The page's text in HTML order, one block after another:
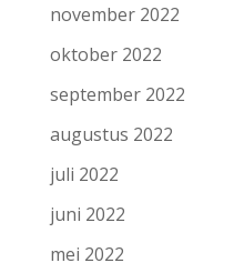
november 2022
oktober 2022
september 2022
augustus 2022
juli 2022
juni 2022
mei 2022